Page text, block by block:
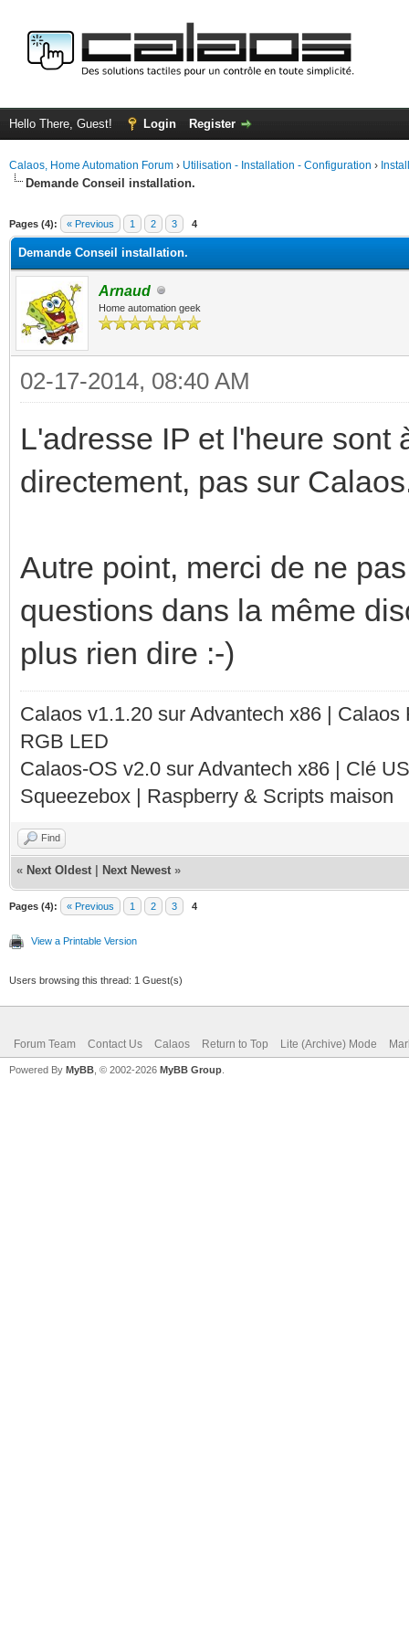
Hello There, Guest! Login Register
Calaos, Home Automation Forum › Utilisation - Installation - Configuration ›
Demande Conseil installation.
Pages (4): « Previous 1 2 3 4
Demande Conseil installation.
Arnaud
Home automation geek
02-17-2014, 08:40 AM
L'adresse IP et l'heure sont
directement, pas sur
Autre point, merci de ne
questions dans la même
plus rien dire :-)
Calaos v1.1.20 sur Advantech x86 |
RGB LED
Calaos-OS v2.0 sur Advantech x86 | Clé
Squeezebox | Raspberry & Scripts maison
Find
« Next Oldest Next Newest »
Pages (4): « Previous 1 2 3 4
View a Printable Version
Users browsing this thread: 1 Guest(s)
Forum Team Contact Us Calaos Return to Top Lite (Archive) Mode
Powered By MyBB , © 2002-2026 MyBB Group